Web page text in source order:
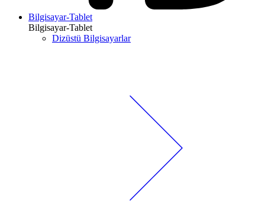
Bilgisayar-Tablet
Bilgisayar-Tablet
Dizüstü Bilgisayarlar